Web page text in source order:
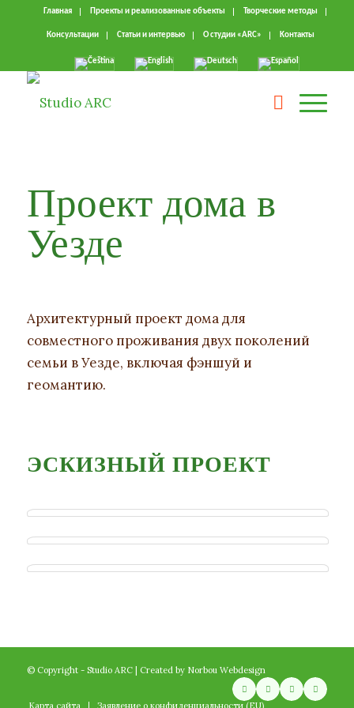
Главная Проекты и реализованные объекты Творческие методы
Консультации Статьи и интервью О студии «ARC» Kонтакты
Проект дома в
Уезде
Архитектурный проект дома для
совместного проживания двух поколений
семьи в Уезде, включая фэншуй и
геомантию.
ЭСКИЗНЫЙ ПРОЕКТ
© Copyright - Studio ARC | Created by Norbou Webdesign